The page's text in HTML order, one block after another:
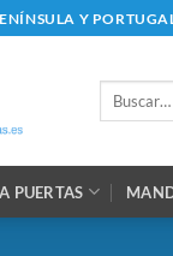
Y
Buscar
PUERTAS